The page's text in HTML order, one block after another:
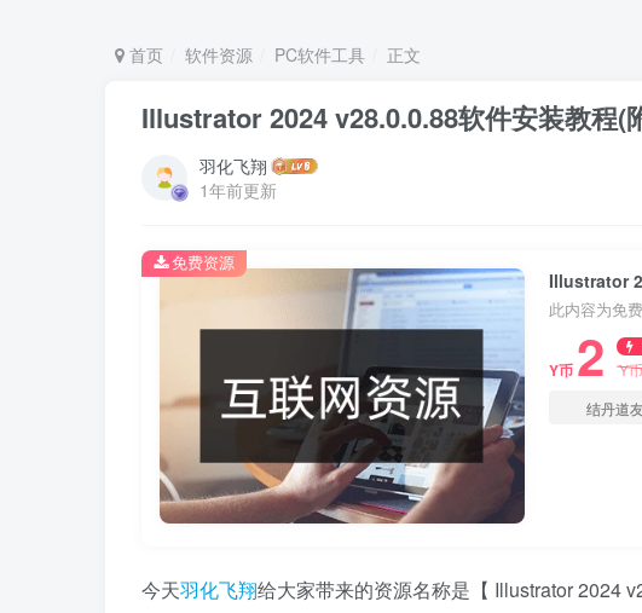
首页 软件资源 PC软件工具 正文
Illustrator 2024 v28.0.0.88软件安装教程(
羽化飞翔
1年前更新
Illustrator
此内容为免
Y币 2 Y币
结丹道
免费资源
今天羽化飞翔给大家带来的资源名称是【 Illustrator 2024